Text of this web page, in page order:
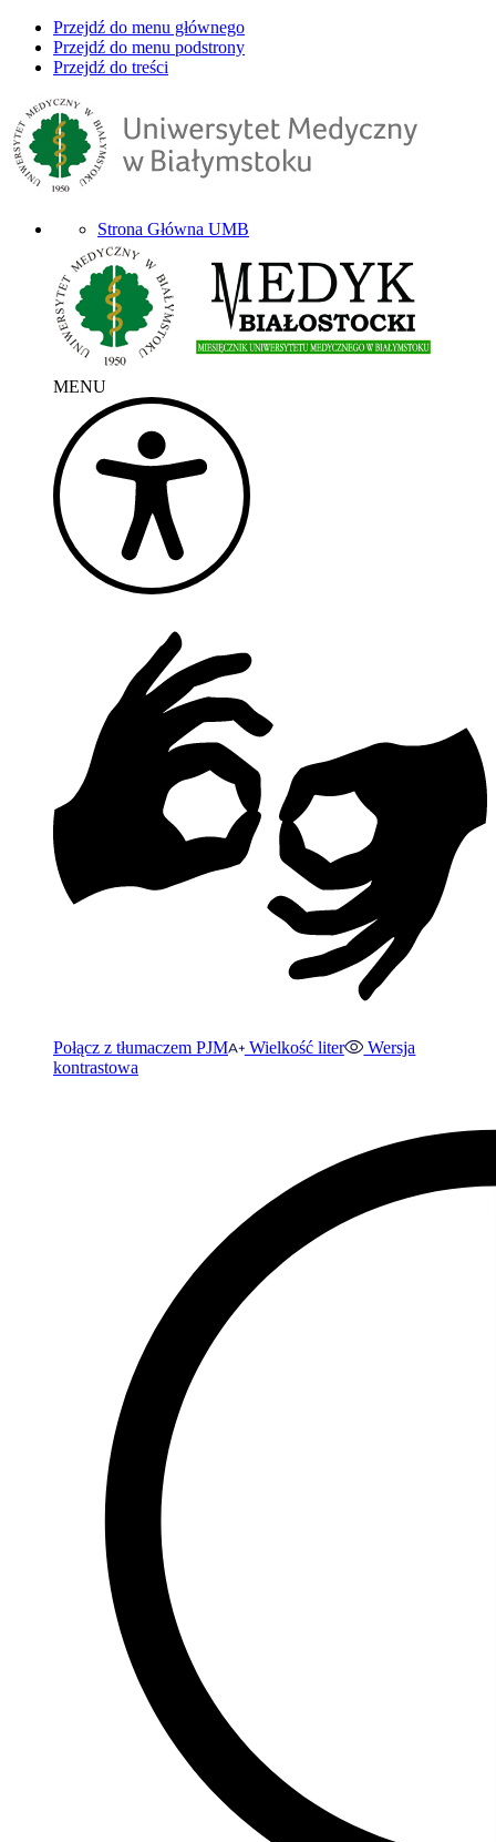
Przejdź do menu głównego
Przejdź do menu podstrony
Przejdź do treści
Strona Główna UMB
MENU
Połącz z tłumaczem PJM Wielkość liter
Wersja
kontrastowa